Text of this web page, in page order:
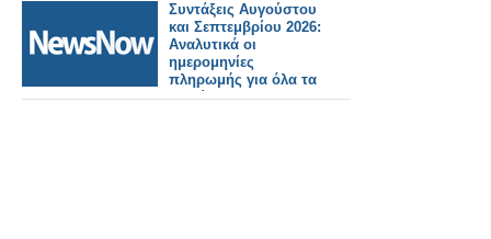
Συντάξεις Αυγούστου
και Σεπτεμβρίου 2026:
Αναλυτικά οι
ημερομηνίες
πληρωμής για όλα τα
Ταμεία.